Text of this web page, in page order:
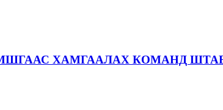
ХАМГААЛАХ КОМАНД